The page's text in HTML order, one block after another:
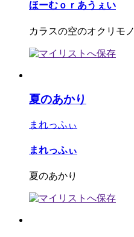
ほーむｏｒあうぇい
カラスの空のオクリモノ
夏のあかり
まれっふぃ
まれっふぃ
夏のあかり